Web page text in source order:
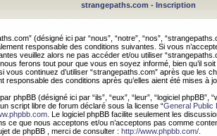
strangepaths.com - Inscription
(désigné ici par “nous”, “notre”, “nos”,
responsable des conditions suivantes. Si vous
veuillez alors ne pas accéder et/ou utiliser
ferons tout pour que vous en soyez informé, bien qu’il
vous continuez d’utiliser “strangepaths.com” après que les
responsable des conditions après qu’elles aient été mises à
phpBB (désigné ici par “ils”, “eux”, “leur”, “logiciel phpBB”,
script libre de forum déclaré sous la license “General Public
. Le logiciel phpBB facilite seulement les
ce que nous acceptons et/ou n’acceptons pas comme
de phpBB , merci de consulter : http://www.phpbb.com/